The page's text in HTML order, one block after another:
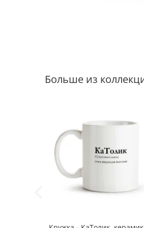
Больше из